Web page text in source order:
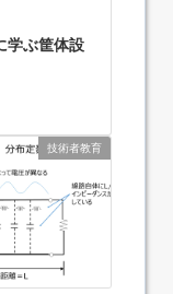
学ぶ筐体設
技術者教育